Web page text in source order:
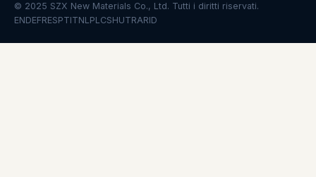
© 2025 SZX New Materials Co., Ltd. Tutti i diritti riservati.
ENDEFRESPTITNLPLCSHUTRARID